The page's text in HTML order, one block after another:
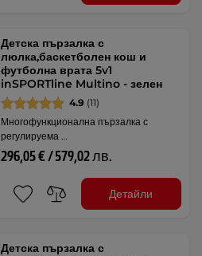
Детска пързалка с
люлка,баскетболен кош и
футболна врата 5v1
inSPORTline Multino - зелен
4.9 (11)
Многофункционална пързалка с
регулируема …
296,05 € / 579,02 лв.
Детайли
Детска пързалка с